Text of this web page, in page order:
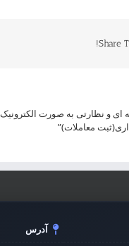
Share
ای و نظارتی به صورت الکترونیک
معاملات)”
آدرس